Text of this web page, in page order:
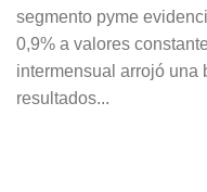
segmento pyme
0,9% a valores
intermensual arrojó una
resultados...